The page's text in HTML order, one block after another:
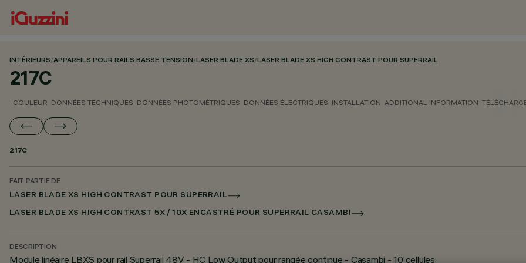
INTÉRIEURS/APPAREILS POUR RAILS BASSE TENSION/LASER BLADE XS/LASER BLADE XS HIGH CONTRAST POUR SUPERRAIL
217C
COULEUR DONNÉES TECHNIQUES DONNÉES PHOTOMÉTRIQUES DONNÉES ÉLECTRIQUES INSTALLATION ADDITIONAL INFORMATION
217C
FAIT PARTIE DE
LASER BLADE XS HIGH CONTRAST POUR SUPERRAIL
LASER BLADE XS HIGH CONTRAST 5X / 10X ENCASTRÉ POUR SUPERRAIL CASAMBI
DESCRIPTION
Module linéaire LBXS pour rail Superrail 48V - HC Low Output pour rangée continue - Casambi - 10 cellules